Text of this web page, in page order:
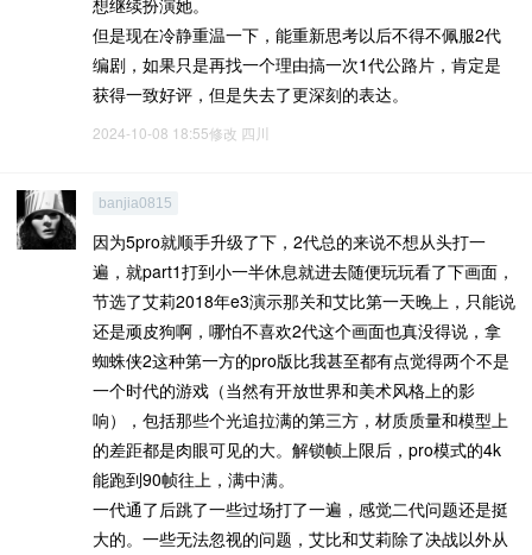
想继续扮演她。
但是现在冷静重温一下，能重新思考以后不得不佩服2代
编剧，如果只是再找一个理由搞一次1代公路片，肯定是
获得一致好评，但是失去了更深刻的表达。
2024-10-08 18:55修改 四川
banjia0815
因为5pro就顺手升级了下，2代总的来说不想从头打一
遍，就part1打到小一半休息就进去随便玩玩看了下画面，
节选了艾莉2018年e3演示那关和艾比第一天晚上，只能说
还是顽皮狗啊，哪怕不喜欢2代这个画面也真没得说，拿
蜘蛛侠2这种第一方的pro版比我甚至都有点觉得两个不是
一个时代的游戏（当然有开放世界和美术风格上的影
响），包括那些个光追拉满的第三方，材质质量和模型上
的差距都是肉眼可见的大。解锁帧上限后，pro模式的4k
能跑到90帧往上，满中满。
一代通了后跳了一些过场打了一遍，感觉二代问题还是挺
大的。一些无法忽视的问题，艾比和艾莉除了决战以外从